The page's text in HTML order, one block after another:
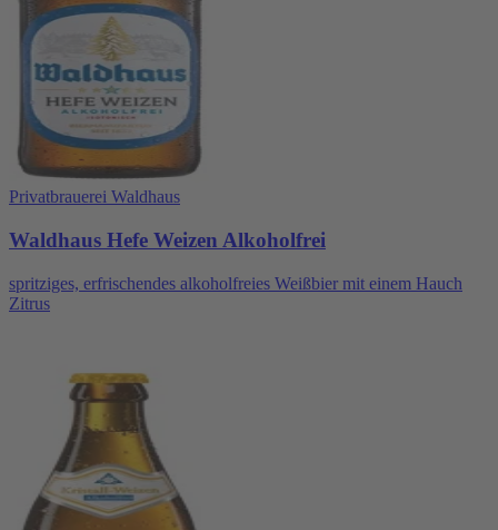
Privatbrauerei Waldhaus
Waldhaus Hefe Weizen Alkoholfrei
spritziges, erfrischendes alkoholfreies Weißbier mit einem Hauch
Zitrus